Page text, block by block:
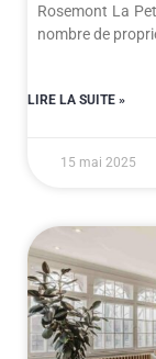
Rosemont La
nombre de
LIRE LA SUITE »
15 mai 2025